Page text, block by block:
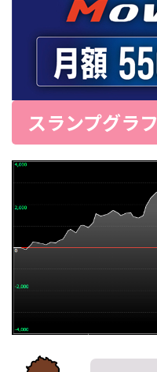
スランプグラフ